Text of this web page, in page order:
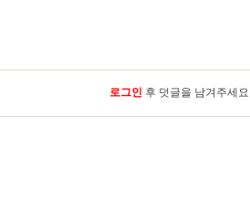
로그인 후 덧글을 남겨주세요